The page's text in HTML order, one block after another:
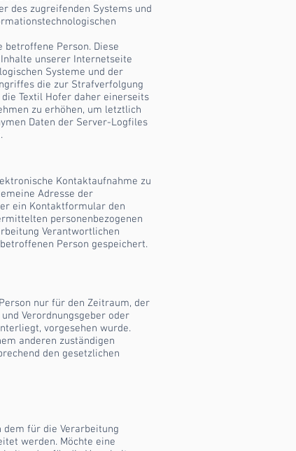
des zugreifenden Systems und
Person. Diese
unserer Internetseite
Systeme und der
die zur Strafverfolgung
Textil Hofer daher einerseits
zu erhöhen, um letztlich
Daten der Server-Logfiles
Kontaktaufnahme zu
Adresse der
ein Kontaktformular den
personenbezogenen
Verantwortlichen
Person gespeichert.
nur für den Zeitraum, der
Verordnungsgeber oder
vorgesehen wurde.
anderen zuständigen
den gesetzlichen
dem für die Verarbeitung
werden. Möchte eine